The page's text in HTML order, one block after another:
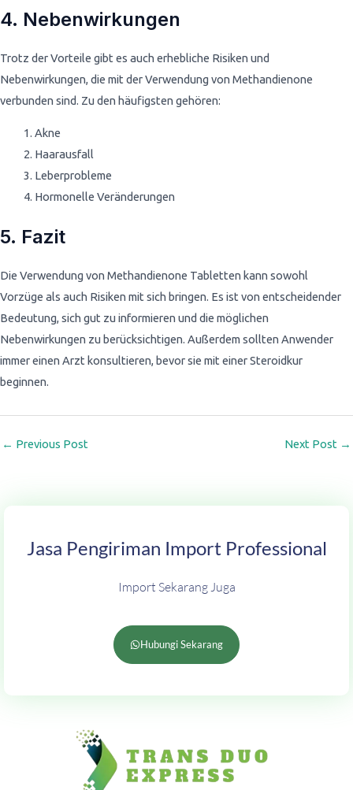
4. Nebenwirkungen
Trotz der Vorteile gibt es auch erhebliche Risiken und
Nebenwirkungen, die mit der Verwendung von Methandienone
verbunden sind. Zu den häufigsten gehören:
Akne
Haarausfall
Leberprobleme
Hormonelle Veränderungen
5. Fazit
Die Verwendung von Methandienone Tabletten kann sowohl
Vorzüge als auch Risiken mit sich bringen. Es ist von entscheidender
Bedeutung, sich gut zu informieren und die möglichen
Nebenwirkungen zu berücksichtigen. Außerdem sollten Anwender
immer einen Arzt konsultieren, bevor sie mit einer Steroidkur
beginnen.
← Previous Post Next Post →
Jasa Pengiriman Import Professional
Import Sekarang Juga
Hubungi Sekarang